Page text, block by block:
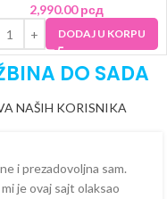
2,990.00рсд
DODAJ U KORPU
DO SADA
NAŠIH KORISNIKA
i prezadovoljna sam.
je ovaj sajt olaksao